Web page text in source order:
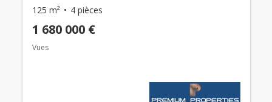
125 m² 4 pièces
1 680 000 €
Vues